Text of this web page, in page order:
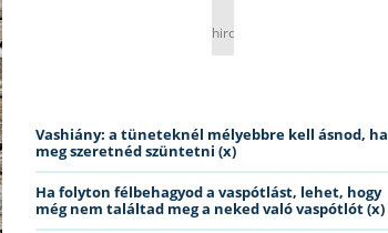
hirdetés
Vashiány: a tüneteknél mélyebbre kell ásnod, ha
meg szeretnéd szüntetni (x)
Ha folyton félbehagyod a vaspótlást, lehet, hogy
még nem találtad meg a neked való vaspótlót (x)